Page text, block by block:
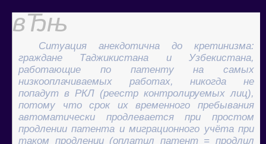
Ситуация анекдотична до кретинизма:
граждане Таджикистана и Узбекистана,
работающие по патенту на самых
низкооплачиваемых работах, никогда не
попадут в РКЛ (реестр контролируемых лиц),
потому что срок их временного пребывания
автоматически продлевается при простом
продлении патента и миграционного учёта при
таком продлении (оплатил патент = продлил